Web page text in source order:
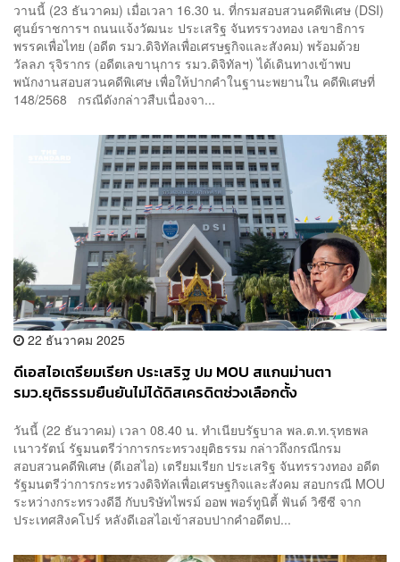
วานนี้ (23 ธันวาคม) เมื่อเวลา 16.30 น. ที่กรมสอบสวนคดีพิเศษ (DSI)
ศูนย์ราชการฯ ถนนแจ้งวัฒนะ ประเสริฐ จันทรรวงทอง เลขาธิการ
พรรคเพื่อไทย (อดีต รมว.ดิจิทัลเพื่อเศรษฐกิจและสังคม) พร้อมด้วย
วัลลภ รุจิรากร (อดีตเลขานุการ รมว.ดิจิทัลฯ) ได้เดินทางเข้าพบ
พนักงานสอบสวนคดีพิเศษ เพื่อให้ปากคำในฐานะพยานใน คดีพิเศษที่
148/2568 กรณีดังกล่าวสืบเนื่องจา...
22 ธันวาคม 2025
ดีเอสไอเตรียมเรียก ประเสริฐ ปม MOU สแกนม่านตา
รมว.ยุติธรรมยืนยันไม่ได้ดิสเครดิตช่วงเลือกตั้ง
วันนี้ (22 ธันวาคม) เวลา 08.40 น. ทำเนียบรัฐบาล พล.ต.ท.รุทธพล
เนาวรัตน์ รัฐมนตรีว่าการกระทรวงยุติธรรม กล่าวถึงกรณีกรม
สอบสวนคดีพิเศษ (ดีเอสไอ) เตรียมเรียก ประเสริฐ จันทรรวงทอง อดีต
รัฐมนตรีว่าการกระทรวงดิจิทัลเพื่อเศรษฐกิจและสังคม สอบกรณี MOU
ระหว่างกระทรวงดีอี กับบริษัทไพรม์ ออพ พอร์ทูนิตี้ ฟันด์ วิซีซี จาก
ประเทศสิงคโปร์ หลังดีเอสไอเข้าสอบปากคำอดีตป...